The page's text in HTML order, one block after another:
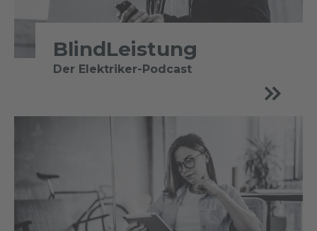
BlindLeistung
Der Elektriker-Podcast